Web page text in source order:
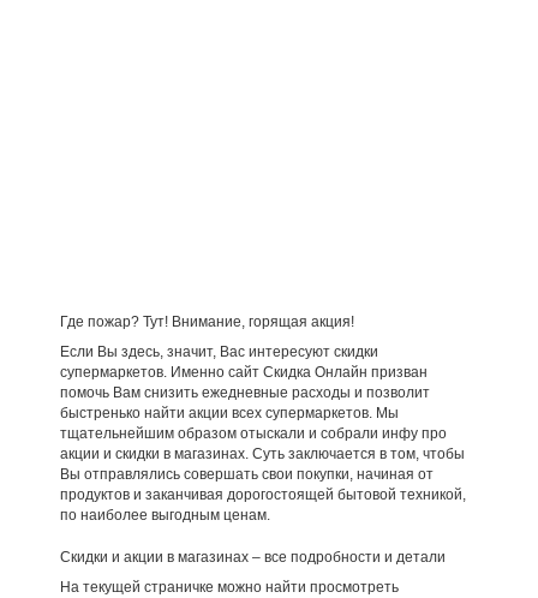
Где пожар? Тут! Внимание, горящая акция!
Если Вы здесь, значит, Вас интересуют скидки
супермаркетов. Именно сайт Скидка Онлайн призван
помочь Вам снизить ежедневные расходы и позволит
быстренько найти акции всех супермаркетов. Мы
тщательнейшим образом отыскали и собрали инфу про
акции и скидки в магазинах. Суть заключается в том, чтобы
Вы отправлялись совершать свои покупки, начиная от
продуктов и заканчивая дорогостоящей бытовой техникой,
по наиболее выгодным ценам.
Скидки и акции в магазинах – все подробности и детали
На текущей страничке можно найти просмотреть